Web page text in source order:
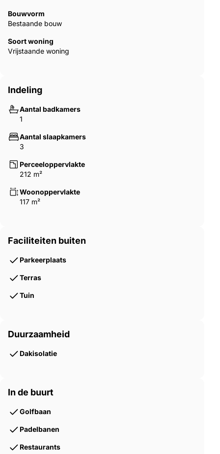
Bouwvorm
Bestaande bouw
Soort woning
Vrijstaande woning
Indeling
Aantal badkamers
1
Aantal slaapkamers
3
Perceeloppervlakte
212 m²
Woonoppervlakte
117 m²
Faciliteiten buiten
Parkeerplaats
Terras
Tuin
Duurzaamheid
Dakisolatie
In de buurt
Golfbaan
Padelbanen
Restaurants